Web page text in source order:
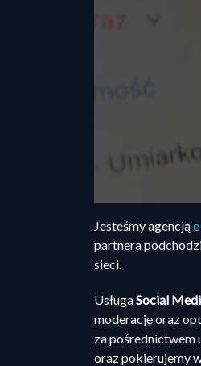
Jesteśmy agencją
partnera
sieci.
UsługaSocial
moderację oraz
za pośrednictwem
oraz pokierujemy